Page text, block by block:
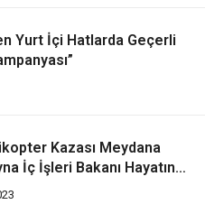
Yurt İçi Hatlarda Geçerli
Kazası Meydana
İç İşleri Bakanı Hayatını